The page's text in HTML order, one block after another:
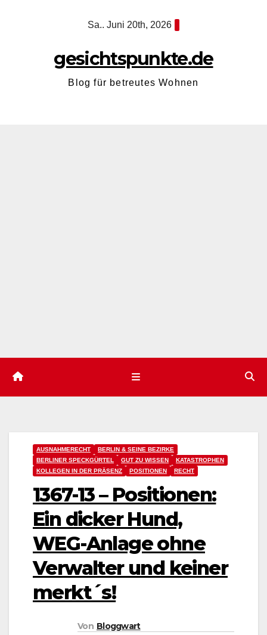
Sa.. Juni 20th, 2026
gesichtspunkte.de
Blog für betreutes Wohnen
AUSNAHMERECHT
BERLIN & SEINE BEZIRKE
BERLINER SPECKGÜRTEL
GUT ZU WISSEN
KATASTROPHEN
KOLLEGEN IN DER PRÄSENZ
POSITIONEN RECHT
1367-13 – Positionen:
Ein dicker Hund,
WEG-Anlage ohne
Verwalter und keiner
merkt´s!
Von Bloggwart